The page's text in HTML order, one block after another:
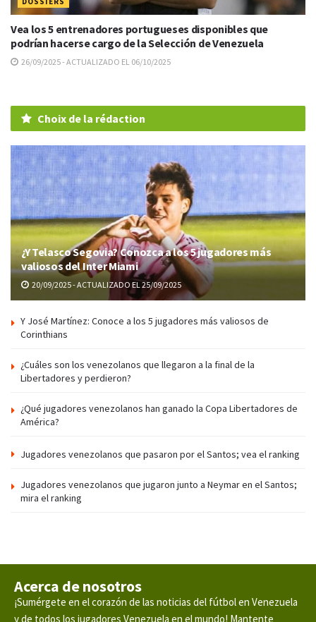
Vea los 5 entrenadores portugueses disponibles que
podrían hacerse cargo de la Selección de Venezuela
26/09/2025 - ACTUALIZADO EL 06/10/2025
Choix de la rédaction
¿Y Telasco Segovia? Conozca a los 5 jugadores más
valiosos del Inter Miami
20/09/2025 - ACTUALIZADO EL 25/09/2025
Y José Martínez: Conoce a los 5 jugadores más valiosos de
Corinthians
¿Cuáles son los venezolanos que llegaron a la final de la
Libertadores y perdieron?
¿Qué jugadores venezolanos han ganado la Copa Libertadores de
América?
Jugadores venezolanos que pasaron por el Santos; vea el ranking
Jugadores venezolanos que jugaron junto a Neymar en el Santos;
mira el ranking
Acerca de nosotros
¡Sumérgete en el corazón de las noticias del fútbol en Venezuela
y de todos los jugadores Venezuela en el mundo! Mantente